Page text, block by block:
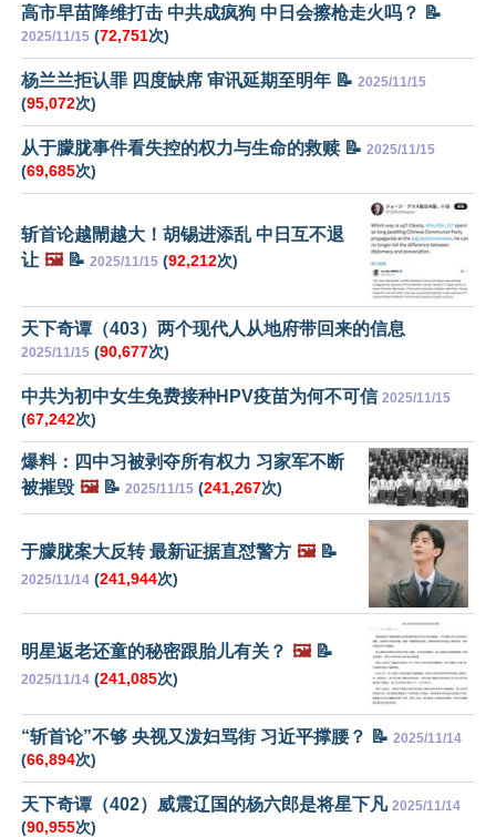
高市早苗降维打击 中共成疯狗 中日会擦枪走火吗？ 📝
2025/11/15 (72,751次)
杨兰兰拒认罪 四度缺席 审讯延期至明年 📝 2025/11/15
(95,072次)
从于朦胧事件看失控的权力与生命的救赎 📝 2025/11/15
(69,685次)
斩首论越閙越大！胡锡进添乱 中日互不退
让 🖼️📝 2025/11/15 (92,212次)
天下奇谭（403）两个现代人从地府带回来的信息
2025/11/15 (90,677次)
中共为初中女生免费接种HPV疫苗为何不可信 2025/11/15
(67,242次)
爆料：四中习被剥夺所有权力 习家军不断
被摧毁 🖼️📝 2025/11/15 (241,267次)
于朦胧案大反转 最新证据直怼警方 🖼️📝
2025/11/14 (241,944次)
明星返老还童的秘密跟胎儿有关？ 🖼️📝
2025/11/14 (241,085次)
“斩首论”不够 央视又泼妇骂街 习近平撑腰？ 📝 2025/11/14
(66,894次)
天下奇谭（402）威震辽国的杨六郎是将星下凡 2025/11/14
(90,955次)